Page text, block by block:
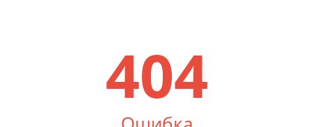
404